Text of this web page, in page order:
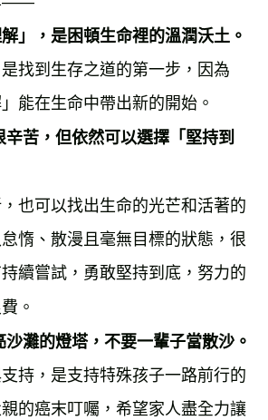
」，是困頓生命裡的溫潤沃土。
找到生存之道的第一步，因為
苦，但依然可以選擇「堅持到
也可以找出生命的光芒和活著的
惰、散漫且毫無目標的狀態，很
續嘗試，勇敢堅持到底，努力的
灘的燈塔，不要一輩子當散沙。
持，是支持特殊孩子一路前行的
的癌末叮囑，希望家人盡全力讓